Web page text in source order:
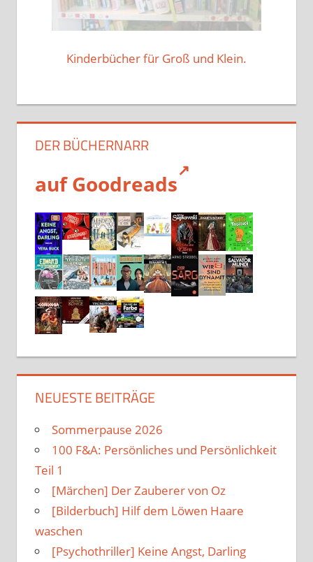
Kinderbücher für Groß und Klein.
DER BÜCHERNARR
auf Goodreads
NEUESTE BEITRÄGE
Sommerpause 2026
100 F&A: Persönliches und Persönlichkeit
Teil 1
[Märchen] Der Zauberer von Oz
[Bilderbuch] Hilf dem Löwen Haare
waschen
[Psychothriller] Keine Angst, Darling